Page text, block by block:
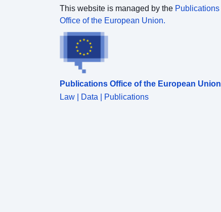
This website is managed by the Publications
Office of the European Union.
Publications Office of the European Union
Law | Data | Publications